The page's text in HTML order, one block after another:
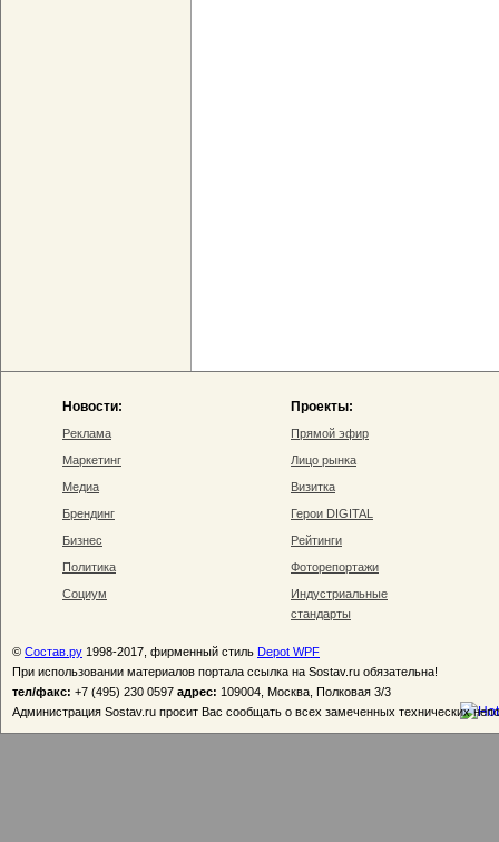
Новости:
Реклама
Маркетинг
Медиа
Брендинг
Бизнес
Политика
Социум
Проекты:
Прямой эфир
Лицо рынка
Визитка
Герои DIGITAL
Рейтинги
Фоторепортажи
Индустриальные
стандарты
© Состав.ру 1998-2017, фирменный стиль Depot WPF
При использовании материалов портала ссылка на Sostav.ru обязательна!
тел/факс: +7 (495) 230 0597 адрес: 109004, Москва, Полковая 3/3
Администрация Sostav.ru просит Вас сообщать о всех замеченных технических